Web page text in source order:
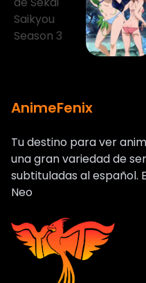
AnimeFenix
Tu destino para ver
una gran variedad de
subtituladas al español.
Neo